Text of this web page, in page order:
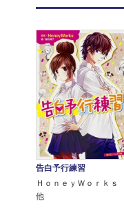
告白予行練習
ＨｏｎｅｙＷｏｒｋｓ
他